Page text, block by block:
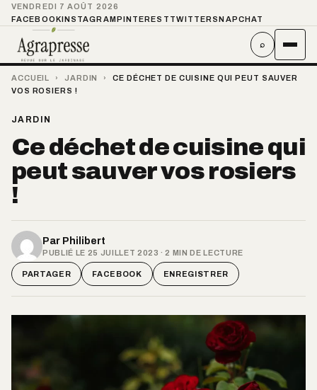
VENDREDI 7 AOÛT 2026
FACEBOOKINSTAGRAMPINTEREST TWITTER SNAPCHAT
⌕
ACCUEIL › JARDIN ›
CE DÉCHET DE CUISINE QUI PEUT SAUVER
VOS ROSIERS !
JARDIN
Ce déchet de cuisine qui
peut sauver vos rosiers
!
Par Philibert
PUBLIÉ LE 25 JUILLET 2023 · 2 MIN DE LECTURE
PARTAGER FACEBOOK ENREGISTRER